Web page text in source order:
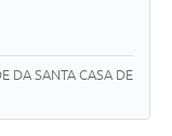
DA SANTA CASA DE